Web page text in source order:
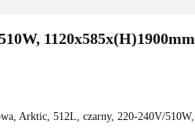
1120x585x(H)1900mm
Arktic, 512L, czarny, 220-240V/510W,